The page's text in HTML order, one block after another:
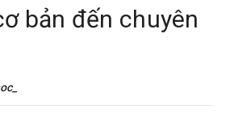
bản đến chuyên